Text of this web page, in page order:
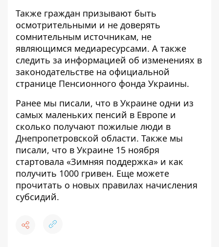
Также граждан призывают быть
осмотрительными и не доверять
сомнительным источникам, не
являющимся медиаресурсами. А также
следить за информацией об изменениях в
законодательстве на официальной
странице Пенсионного фонда Украины.
Ранее мы писали, что в Украине одни из
самых маленьких пенсий в Европе и
сколько получают пожилые люди в
Днепропетровской области. Также мы
писали, что в Украине 15 ноября
стартовала «Зимняя поддержка» и как
получить 1000 гривен. Еще можете
прочитать о новых правилах начисления
субсидий.